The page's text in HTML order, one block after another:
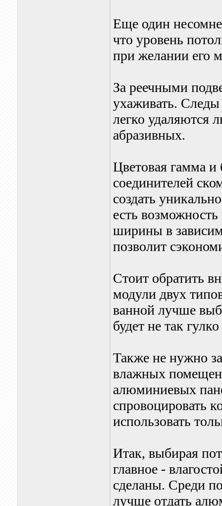
Еще один
что уровень
при желании его
За реечными
ухаживать. Следы
легко удаляются
абразивных.
Цветовая гамма
соединителей
создать
есть
ширины в
позволит
Стоит обратить
модули двух
ванной лучше
будет не так
Также не нужно
влажных
алюминиевых
спровоцировать
использовать
Итак, выбирая
главное -
сделаны. Среди
лучше отдать